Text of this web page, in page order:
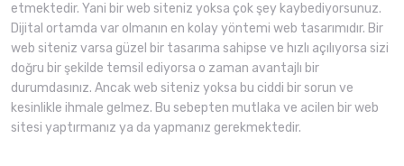
etmektedir. Yani bir web siteniz yoksa çok şey kaybediyorsunuz.
Dijital ortamda var olmanın en kolay yöntemi web tasarımıdır. Bir
web siteniz varsa güzel bir tasarıma sahipse ve hızlı açılıyorsa sizi
doğru bir şekilde temsil ediyorsa o zaman avantajlı bir
durumdasınız. Ancak web siteniz yoksa bu ciddi bir sorun ve
kesinlikle ihmale gelmez. Bu sebepten mutlaka ve acilen bir web
sitesi yaptırmanız ya da yapmanız gerekmektedir.